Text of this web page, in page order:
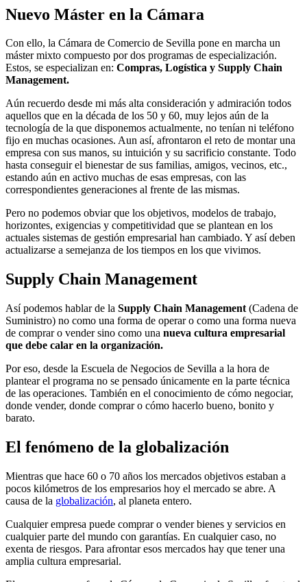
Nuevo Máster en la Cámara
Con ello, la Cámara de Comercio de Sevilla pone en marcha un
máster mixto compuesto por dos programas de especialización.
Estos, se especializan en: Compras, Logística y Supply Chain
Management.
Aún recuerdo desde mi más alta consideración y admiración todos
aquellos que en la década de los 50 y 60, muy lejos aún de la
tecnología de la que disponemos actualmente, no tenían ni teléfono
fijo en muchas ocasiones. Aun así, afrontaron el reto de montar una
empresa con sus manos, su intuición y su sacrificio constante. Todo
hasta conseguir el bienestar de sus familias, amigos, vecinos, etc.,
estando aún en activo muchas de esas empresas, con las
correspondientes generaciones al frente de las mismas.
Pero no podemos obviar que los objetivos, modelos de trabajo,
horizontes, exigencias y competitividad que se plantean en los
actuales sistemas de gestión empresarial han cambiado. Y así deben
actualizarse a semejanza de los tiempos en los que vivimos.
Supply Chain Management
Así podemos hablar de la Supply Chain Management (Cadena de
Suministro) no como una forma de operar o como una forma nueva
de comprar o vender sino como una nueva cultura empresarial
que debe calar en la organización.
Por eso, desde la Escuela de Negocios de Sevilla a la hora de
plantear el programa no se pensado únicamente en la parte técnica
de las operaciones. También en el conocimiento de cómo negociar,
donde vender, donde comprar o cómo hacerlo bueno, bonito y
barato.
El fenómeno de la globalización
Mientras que hace 60 o 70 años los mercados objetivos estaban a
pocos kilómetros de los empresarios hoy el mercado se abre. A
causa de la globalización, al planeta entero.
Cualquier empresa puede comprar o vender bienes y servicios en
cualquier parte del mundo con garantías. En cualquier caso, no
exenta de riesgos. Para afrontar esos mercados hay que tener una
amplia cultura empresarial.